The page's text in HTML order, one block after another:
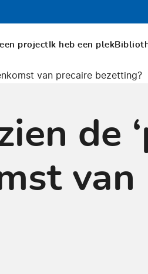
projectIk heb een plek
van precaire bezetting?
de
van